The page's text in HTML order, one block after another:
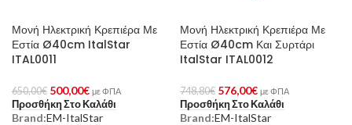
Μονή Ηλεκτρική Κρεπιέρα Με
Εστία Ø40cm ItalStar
ITAL0011
650,00€ 500,00€ με ΦΠΑ
Προσθήκη Στο Καλάθι
Brand:EM-ItalStar
Μονή Ηλεκτρική Κρεπιέρα Με
Εστία Ø40cm Και Συρτάρι
ItalStar ITAL0012
748,80€ 576,00€ με ΦΠΑ
Προσθήκη Στο Καλάθι
Brand:EM-ItalStar